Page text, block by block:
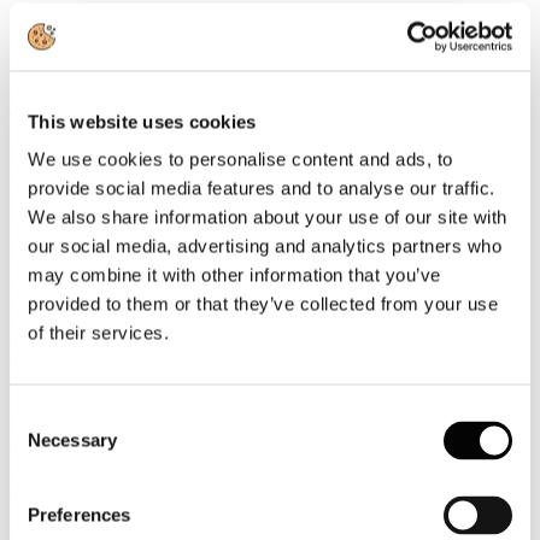
This website uses cookies
We use cookies to personalise content and ads, to
provide social media features and to analyse our traffic.
We also share information about your use of our site with
our social media, advertising and analytics partners who
may combine it with other information that you’ve
provided to them or that they’ve collected from your use
of their services.
Selection
Necessary
Preferences
Secondo i dati della Banca d’Italia relativi al 2025, la spesa dei
viaggiatori stranieri in Italia ha sfiorato la quota di 57 miliardi di
20
Luglio
2026
News 2026
IATA: l’Italia è settima al mondo per trasporto aereo mondiale
L’Italia consolida il proprio peso nel trasporto aereo mondiale. Nel
2025, il Paese ha registrato 187,3 milioni di passeggeri, con una
crescita del 5,8% rispetto all’anno precedente, posizionandosi al
dati principali contenuti nell’ultima edizione del World Air Transport
informazioni di 1.315 compagnie aeree e analizza domanda,
capacità, rotte, flotte e performance economiche del settore.